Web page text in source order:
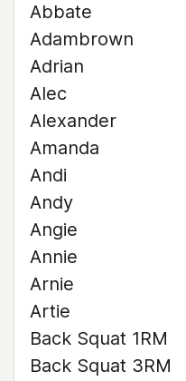
Abbate
Adambrown
Adrian
Alec
Alexander
Amanda
Andi
Andy
Angie
Annie
Arnie
Artie
Back Squat 1RM
Back Squat 3RM